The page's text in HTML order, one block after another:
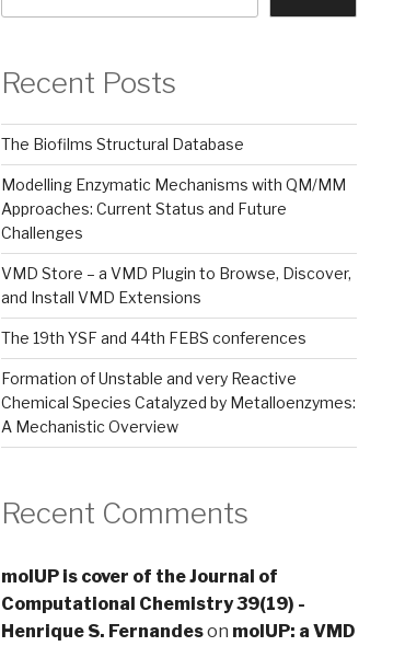
Recent Posts
The Biofilms Structural Database
Modelling Enzymatic Mechanisms with QM/MM
Approaches: Current Status and Future
Challenges
VMD Store – a VMD Plugin to Browse, Discover,
and Install VMD Extensions
The 19th YSF and 44th FEBS conferences
Formation of Unstable and very Reactive
Chemical Species Catalyzed by Metalloenzymes:
A Mechanistic Overview
Recent Comments
molUP is cover of the Journal of
Computational Chemistry 39(19) -
Henrique S. Fernandeson molUP: a VMD